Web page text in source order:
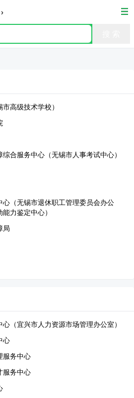
›
高级技术学校）
合服务中心（无锡市人事考试中心）
（无锡市退休职工管理委员会办公
力鉴定中心）
局
（宜兴市人力资源市场管理办公室）
心
服务中心
服务中心